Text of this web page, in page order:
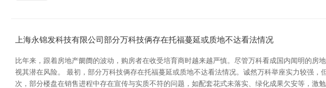
上海永锦发科技有限公司部分万科技俩存在托福蔓延或质地不达看法情况
比年来，跟着房地产阛阓的波动，购房者在收受培育商时越来越严慎。尽管万科看成国内闻明的
视其潜在风险。 最初，部分万科技俩存在托福蔓延或质地不达看法情况。诚然万科举座实力较强
次，部分楼盘在销售进程中存在宣传与实质不符的问题，如配套花式未落实、绿化成果欠安等，激